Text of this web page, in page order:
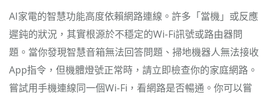
AI家電的智慧功能高度依賴網路連線。許多「當機」或反應
遲鈍的狀況，其實根源於不穩定的Wi-Fi訊號或路由器問
題。當你發現智慧音箱無法回答問題、掃地機器人無法接收
App指令，但機體燈號正常時，請立即檢查你的家庭網路。
嘗試用手機連線同一個Wi-Fi，看網路是否暢通。你可以嘗